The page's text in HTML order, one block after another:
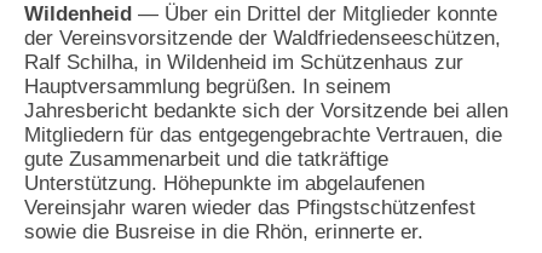
Chronik
Der Waldfriedensee
Kontakt
Archiv
Wildenheid — Über ein Drittel der Mitglieder konnte
der Vereinsvorsitzende der Waldfriedenseeschützen,
Ralf Schilha, in Wildenheid im Schützenhaus zur
Hauptversammlung begrüßen. In seinem
Jahresbericht bedankte sich der Vorsitzende bei allen
Mitgliedern für das entgegengebrachte Vertrauen, die
gute Zusammenarbeit und die tatkräftige
Unterstützung. Höhepunkte im abgelaufenen
Vereinsjahr waren wieder das Pfingstschützenfest
sowie die Busreise in die Rhön, erinnerte er.